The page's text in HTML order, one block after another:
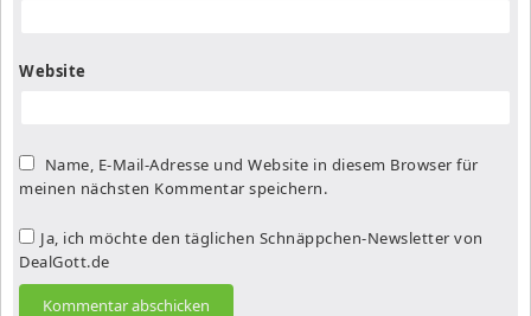
Website
Name, E-Mail-Adresse und Website in diesem Browser für
meinen nächsten Kommentar speichern.
Ja, ich möchte den täglichen Schnäppchen-Newsletter von
DealGott.de